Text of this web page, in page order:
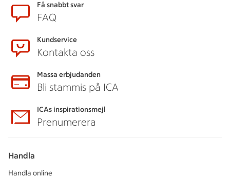
SidfotFå snabbt svar
FAQ
Kundservice
Kontakta oss
Massa erbjudanden
Bli stammis på ICA
ICAs inspirationsmejl
Prenumerera
Handla
Handla online